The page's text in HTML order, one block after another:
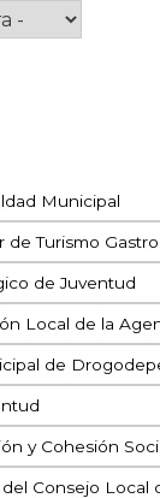
Municipal
de Turismo
de Juventud
Local de la
de
y Cohesión
Consejo Local